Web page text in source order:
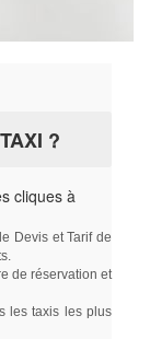
?
cliques à
Devis et Tarif de
de réservation et
les taxis les plus